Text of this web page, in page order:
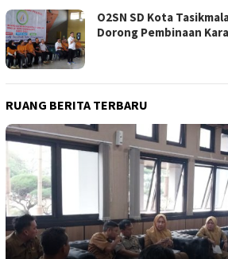
O2SN SD Kota
Dorong Pembinaan
RUANG BERITA TERBARU